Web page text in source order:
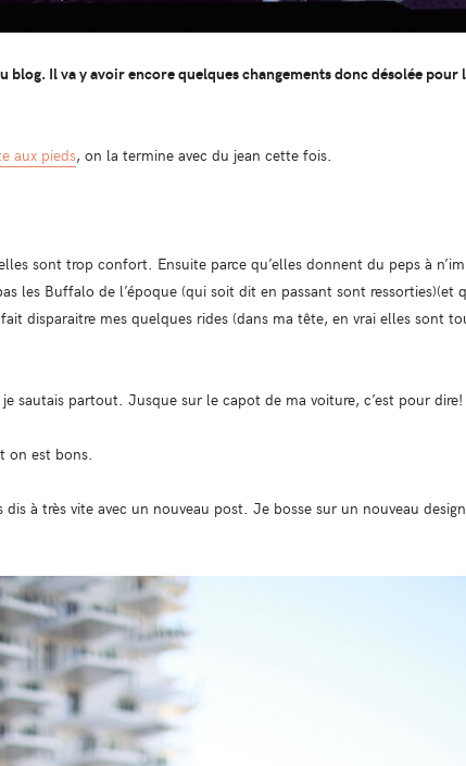
blog. Il va y avoir encore quelques changements donc désolée pour
aux pieds, on la termine avec du jean cette fois.
sont trop confort. Ensuite parce qu’elles donnent du peps à
les Buffalo de l’époque (qui soit dit en passant sont ressorties)(et
disparaitre mes quelques rides (dans ma tête, en vrai elles sont
sautais partout. Jusque sur le capot de ma voiture, c’est pour dire!
on est bons.
à très vite avec un nouveau post. Je bosse sur un nouveau